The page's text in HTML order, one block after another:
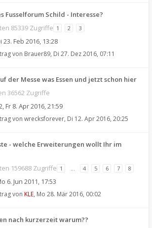
Fusselforum Schild - Interesse?
85339 Zugriffe 1 2 3
23. Feb 2016, 13:28
von Brauer89, Di 27. Dez 2016, 07:11
der Messe was Essen und jetzt schon hier
36562 Zugriffe
, Fr 8. Apr 2016, 21:59
von wrecksforever, Di 12. Apr 2016, 20:25
- welche Erweiterungen wollt Ihr im
159688 Zugriffe 1 … 4 5 6 7 8
6. Jun 2011, 17:53
von KLE, Mo 28. Mär 2016, 00:02
nach kurzerzeit warum??